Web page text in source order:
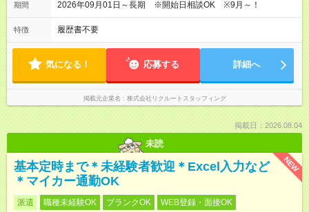
期間 2026年09月01日～長期 ※開始日相談OK ※9月～！
特徴 履歴書不要
気になる！ 応募する 詳細へ
掲載元企業名 株式会社リクルートスタッフィング
掲載日：2026.08.04
未読
NEW
基本定時まで＊未経験者歓迎＊Excel入力など
＊マイカー通勤OK
派遣 職種未経験OK ブランクOK WEB登録・面接OK